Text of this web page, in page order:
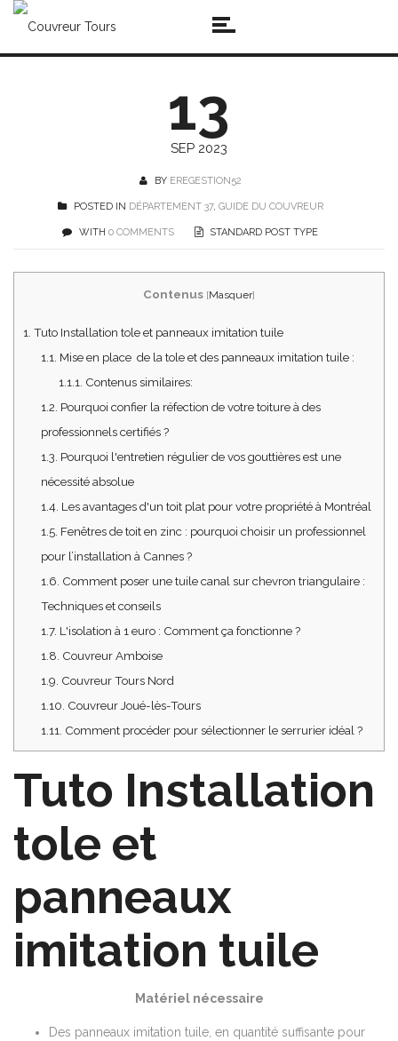
13
SEP 2023
BY EREGESTION52
POSTED IN DÉPARTEMENT 37, GUIDE DU COUVREUR
WITH 0 COMMENTS STANDARD POST TYPE
Contenus [Masquer]
1. Tuto Installation tole et panneaux imitation tuile
1.1. Mise en place de la tole et des panneaux imitation tuile :
1.1.1. Contenus similaires:
1.2. Pourquoi confier la réfection de votre toiture à des
professionnels certifiés ?
1.3. Pourquoi l'entretien régulier de vos gouttières est une
nécessité absolue
1.4. Les avantages d'un toit plat pour votre propriété à Montréal
1.5. Fenêtres de toit en zinc : pourquoi choisir un professionnel
pour l’installation à Cannes ?
1.6. Comment poser une tuile canal sur chevron triangulaire :
Techniques et conseils
1.7. L'isolation à 1 euro : Comment ça fonctionne ?
1.8. Couvreur Amboise
1.9. Couvreur Tours Nord
1.10. Couvreur Joué-lès-Tours
1.11. Comment procéder pour sélectionner le serrurier idéal ?
Tuto Installation
tole et
panneaux
imitation tuile
Matériel nécessaire
Des panneaux imitation tuile, en quantité suffisante pour